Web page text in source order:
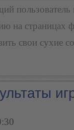
пользователь
на страницах
свои сухие